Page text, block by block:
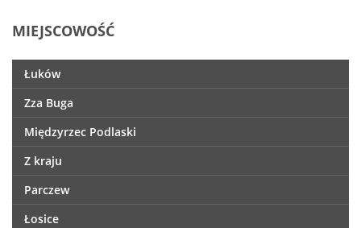
MIEJSCOWOŚĆ
Łuków
Zza Buga
Międzyrzec Podlaski
Z kraju
Parczew
Łosice